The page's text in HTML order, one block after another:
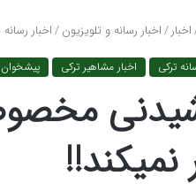
اخبار/اخبار رسانه و تلویزیون/اخبار
ترکی اخبار مشاهیر ترکی پیشخوان
نمیکند!!
را
در
دادگاه
«پاسخ